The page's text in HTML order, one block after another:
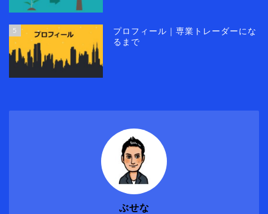
5
プロフィール｜専業トレーダーにな
るまで
ぶせな